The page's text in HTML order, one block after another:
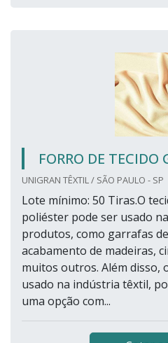
FORRO DE TECIDO
UNIGRAN TÊXTIL / SÃO PAULO - SP
Lote mínimo: 50 Tiras.O
poliéster pode ser usado
produtos, como garrafas
acabamento de madeiras,
muitos outros. Além disso,
usado na indústria têxtil,
uma opção com...